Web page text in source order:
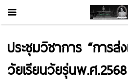
ประชุมวิชาการ “การส่
วัยเรียนวัยรุ่นพ.ศ.2568